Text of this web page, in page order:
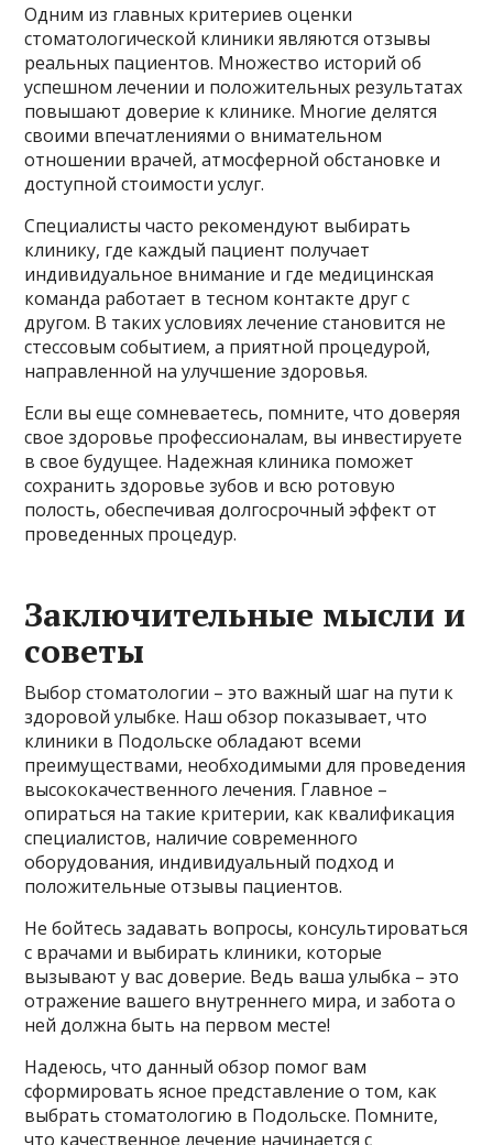
Одним из главных критериев оценки
стоматологической клиники являются отзывы
реальных пациентов. Множество историй об
успешном лечении и положительных результатах
повышают доверие к клинике. Многие делятся
своими впечатлениями о внимательном
отношении врачей, атмосферной обстановке и
доступной стоимости услуг.
Специалисты часто рекомендуют выбирать
клинику, где каждый пациент получает
индивидуальное внимание и где медицинская
команда работает в тесном контакте друг с
другом. В таких условиях лечение становится не
стессовым событием, а приятной процедурой,
направленной на улучшение здоровья.
Если вы еще сомневаетесь, помните, что доверяя
свое здоровье профессионалам, вы инвестируете
в свое будущее. Надежная клиника поможет
сохранить здоровье зубов и всю ротовую
полость, обеспечивая долгосрочный эффект от
проведенных процедур.
Заключительные мысли и
советы
Выбор стоматологии – это важный шаг на пути к
здоровой улыбке. Наш обзор показывает, что
клиники в Подольске обладают всеми
преимуществами, необходимыми для проведения
высококачественного лечения. Главное –
опираться на такие критерии, как квалификация
специалистов, наличие современного
оборудования, индивидуальный подход и
положительные отзывы пациентов.
Не бойтесь задавать вопросы, консультироваться
с врачами и выбирать клиники, которые
вызывают у вас доверие. Ведь ваша улыбка – это
отражение вашего внутреннего мира, и забота о
ней должна быть на первом месте!
Надеюсь, что данный обзор помог вам
сформировать ясное представление о том, как
выбрать стоматологию в Подольске. Помните,
что качественное лечение начинается с